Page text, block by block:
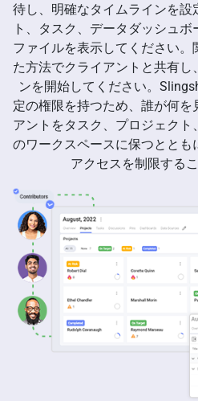
待し、明確なタイムラインを設
ト、タスク、データダッシュ
ファイルを表示してください
た方法でクライアントと共有し
ンを開始してください。
定の権限を持つため、誰が何を
アントをタスク、プロジェク
のワークスペースに保つとと
アクセスを制限する